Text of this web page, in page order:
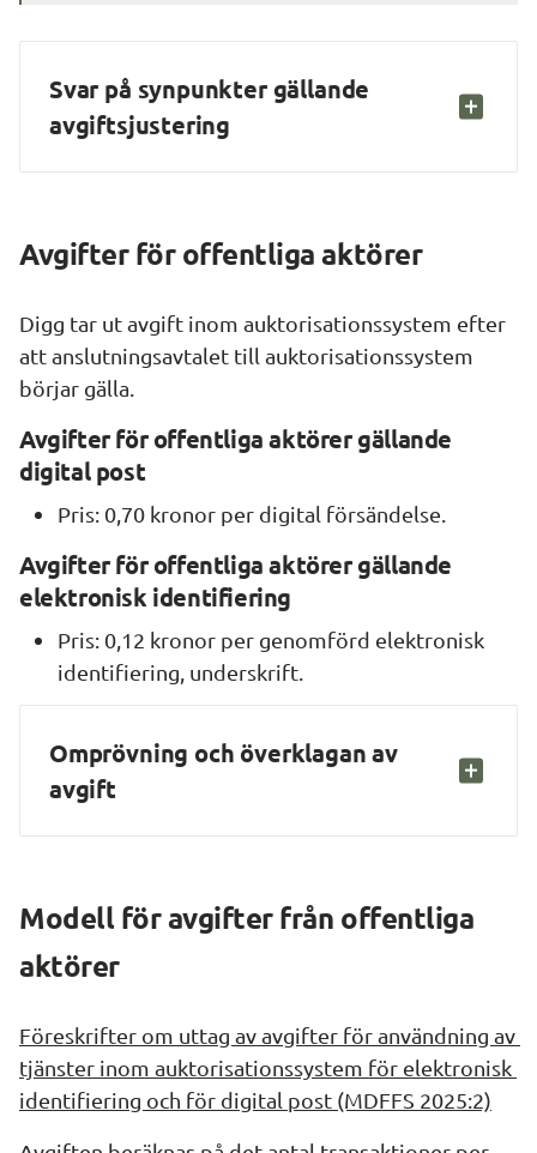
Svar på synpunkter gällande
avgiftsjustering
Avgifter för offentliga aktörer
Digg tar ut avgift inom auktorisationssystem efter
att anslutningsavtalet till auktorisationssystem
börjar gälla.
Avgifter för offentliga aktörer gällande
digital post
Pris: 0,70 kronor per digital försändelse.
Avgifter för offentliga aktörer gällande
elektronisk identifiering
Pris: 0,12 kronor per genomförd elektronisk
identifiering, underskrift.
Omprövning och överklagan av
avgift
Modell för avgifter från offentliga
aktörer
Föreskrifter om uttag av avgifter för användning av
tjänster inom auktorisationssystem för elektronisk
identifiering och för digital post (MDFFS 2025:2)